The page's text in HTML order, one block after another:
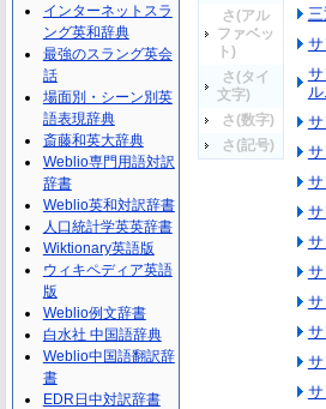
さ(アル
ファベッ
ト)
さ(タイ
文字)
さ(数字)
さ(記号)
サ
インターネットスラ
ング英和辞典
最強のスラング英会
話
場面別・シーン別英
語表現辞典
斎藤和英大辞典
Weblio専門用語対訳
辞書
Weblio英和対訳辞書
人口統計学英英辞書
Wiktionary英語版
ウィキペディア英語
版
Weblio例文辞書
白水社 中国語辞典
Weblio中国語翻訳辞
書
EDR日中対訳辞書